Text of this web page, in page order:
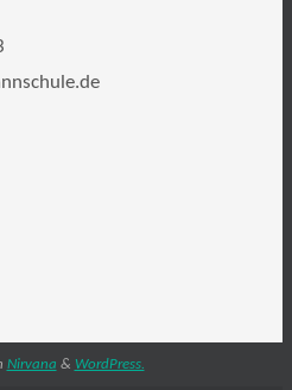
Nirvana & WordPress.